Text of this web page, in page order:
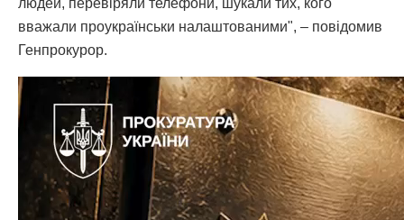
вважали проукраїнськи налаштованими", – повідомив
Генпрокурор.